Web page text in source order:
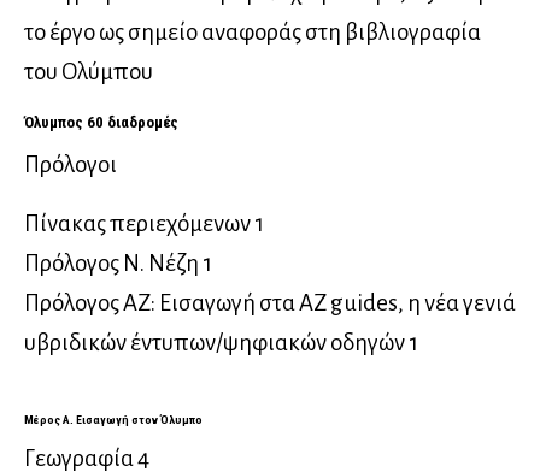
το έργο ως σημείο αναφοράς στη βιβλιογραφία
του Ολύμπου
Όλυμπος 60 διαδρομές
Πρόλογοι
Πίνακας περιεχόμενων 1
Πρόλογος Ν. Νέζη 1
Πρόλογος AZ: Εισαγωγή στα AZ guides, η νέα γενιά
υβριδικών έντυπων/ψηφιακών οδηγών 1
Μέρος Α. Εισαγωγή στον Όλυμπο
Γεωγραφία 4